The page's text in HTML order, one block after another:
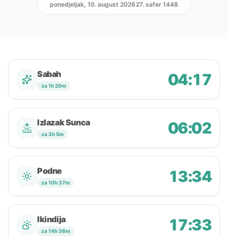
ponedjeljak, 10. august 202627. safer 1448
Sabah
za 1h 20m 04:17
Izlazak Sunca
za 3h 5m 06:02
Podne
za 10h 37m 13:34
Ikindija
za 14h 36m 17:33